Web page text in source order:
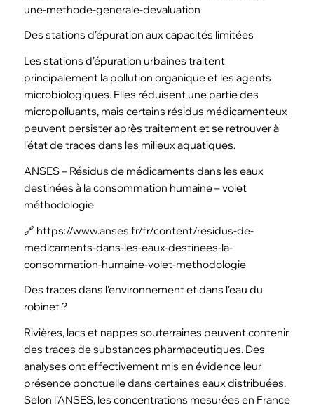
une-methode-generale-devaluation
Des stations d’épuration aux capacités limitées
Les stations d’épuration urbaines traitent
principalement la pollution organique et les agents
microbiologiques. Elles réduisent une partie des
micropolluants, mais certains résidus médicamenteux
peuvent persister après traitement et se retrouver à
l’état de traces dans les milieux aquatiques.
ANSES – Résidus de médicaments dans les eaux
destinées à la consommation humaine – volet
méthodologie
🔗 https://www.anses.fr/fr/content/residus-de-
medicaments-dans-les-eaux-destinees-la-
consommation-humaine-volet-methodologie
Des traces dans l’environnement et dans l’eau du
robinet ?
Rivières, lacs et nappes souterraines peuvent contenir
des traces de substances pharmaceutiques. Des
analyses ont effectivement mis en évidence leur
présence ponctuelle dans certaines eaux distribuées.
Selon l’ANSES, les concentrations mesurées en France